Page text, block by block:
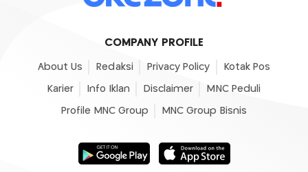
COMPANY PROFILE
About Us Redaksi Privacy Policy Kotak Pos
Karier Info Iklan Disclaimer MNC Peduli
Profile MNC Group MNC Group Bisnis